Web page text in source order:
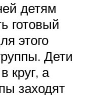
детям
готовый
этого
Дети
круг, а
заходят